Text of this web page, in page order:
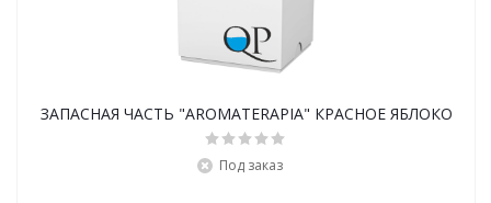
ЗАПАСНАЯ ЧАСТЬ "AROMATERAPIA" КРАСНОЕ ЯБЛОКО
Под заказ